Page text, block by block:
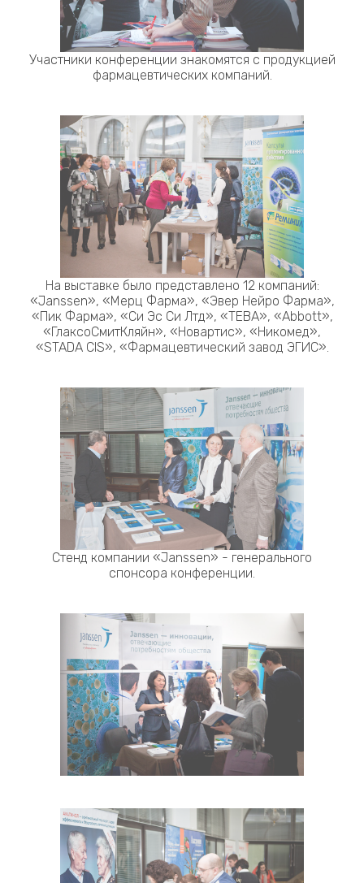
Участники конференции знакомятся с продукцией
фармацевтических компаний.
На выставке было представлено 12 компаний:
«Janssen», «Мерц Фарма», «Эвер Нейро Фарма»,
«Пик Фарма», «Си Эс Си Лтд», «ТЕВА», «Abbott»,
«ГлаксоСмитКляйн», «Новартис», «Никомед»,
«STADA CIS», «Фармацевтический завод ЭГИС».
Стенд компании «Janssen» - генерального
спонсора конференции.